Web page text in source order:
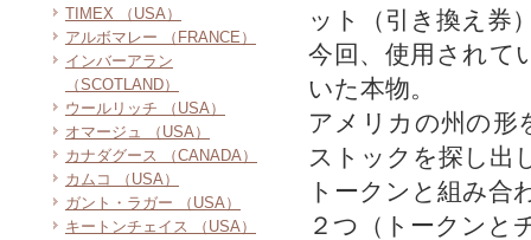
TIMEX （USA）
アルボマレー （FRANCE）
インバーアラン
（SCOTLAND）
ウールリッチ （USA）
オマージュ （USA）
カナダグース （CANADA）
カムコ （USA）
ガント・ラガー （USA）
キートンチェイス （USA）
ット（引き換え券
今回、使用されて
いた本物。
アメリカの州の形
ストックを探し出
トークンと組み合
２つ（トークンと